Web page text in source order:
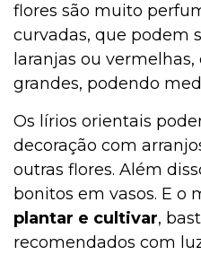
flores são muito
curvadas, que podem
laranjas ou
grandes, podendo
Os lírios orientais
decoração com
outras flores. Além
bonitos em vasos. E o
plantar e cultivar,
recomendados com